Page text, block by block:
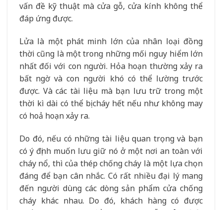
vấn đề kỹ thuật mà cửa gỗ, cửa kính không thể
đáp ứng được.
Lửa là một phát minh lớn của nhân loại đồng
thời cũng là một trong những mối nguy hiểm lớn
nhất đối với con người. Hỏa hoạn thường xảy ra
bất ngờ và con người khó có thể lường trước
được. Và các tài liệu mà bạn lưu trữ trong một
thời kì dài có thể bị cháy hết nếu như không may
có hoả hoạn xảy ra.
Do đó, nếu có những tài liệu quan trọng và bạn
có ý định muốn lưu giữ nó ở một nơi an toàn với
cháy nổ, thì của thép chống cháy là một lựa chọn
đáng để bạn cân nhắc. Có rất nhiều đại lý mang
đến người dùng các dòng sản phẩm cửa chống
cháy khác nhau. Do đó, khách hàng có được